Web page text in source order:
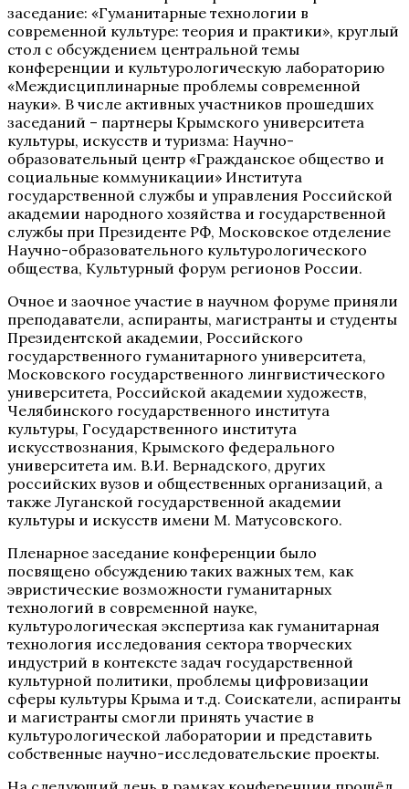
заседание: «Гуманитарные технологии в
современной культуре: теория и практики», круглый
стол с обсуждением центральной темы
конференции и культурологическую лабораторию
«Междисциплинарные проблемы современной
науки». В числе активных участников прошедших
заседаний – партнеры Крымского университета
культуры, искусств и туризма: Научно-
образовательный центр «Гражданское общество и
социальные коммуникации» Института
государственной службы и управления Российской
академии народного хозяйства и государственной
службы при Президенте РФ, Московское отделение
Научно-образовательного культурологического
общества, Культурный форум регионов России.
Очное и заочное участие в научном форуме приняли
преподаватели, аспиранты, магистранты и студенты
Президентской академии, Российского
государственного гуманитарного университета,
Московского государственного лингвистического
университета, Российской академии художеств,
Челябинского государственного института
культуры, Государственного института
искусствознания, Крымского федерального
университета им. В.И. Вернадского, других
российских вузов и общественных организаций, а
также Луганской государственной академии
культуры и искусств имени М. Матусовского.
Пленарное заседание конференции было
посвящено обсуждению таких важных тем, как
эвристические возможности гуманитарных
технологий в современной науке,
культурологическая экспертиза как гуманитарная
технология исследования сектора творческих
индустрий в контексте задач государственной
культурной политики, проблемы цифровизации
сферы культуры Крыма и т.д. Соискатели, аспиранты
и магистранты смогли принять участие в
культурологической лаборатории и представить
собственные научно-исследовательские проекты.